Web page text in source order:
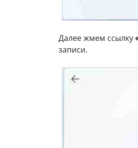
Далее жмем ссылку
записи.